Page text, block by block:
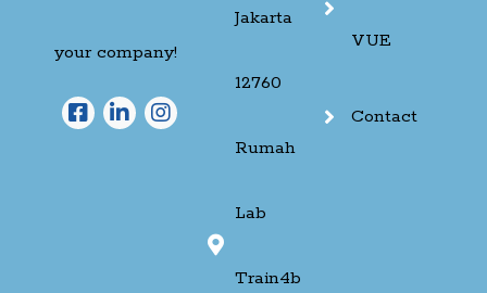
your company!
Jakarta
12760
Rumah
Lab
Train4b
VUE
Contact